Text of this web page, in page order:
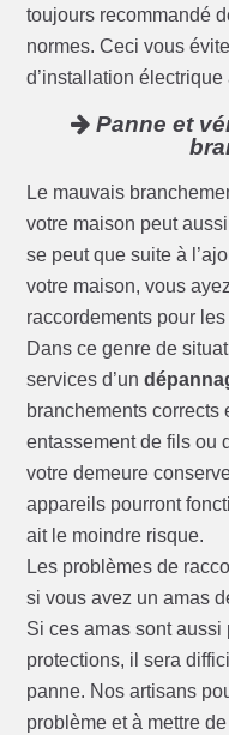
toujours recommandé
normes. Ceci vous
d’installation électrique
Panne et
Le mauvais
votre maison peut
se peut que suite à
votre maison, vous
raccordements pour
Dans ce genre de
services d’un
branchements corrects
entassement de fils ou
votre demeure
appareils pourront
ait le moindre risque.
Les problèmes de
si vous avez un amas
Si ces amas sont
protections, il sera
panne. Nos artisans
problème et à mettre